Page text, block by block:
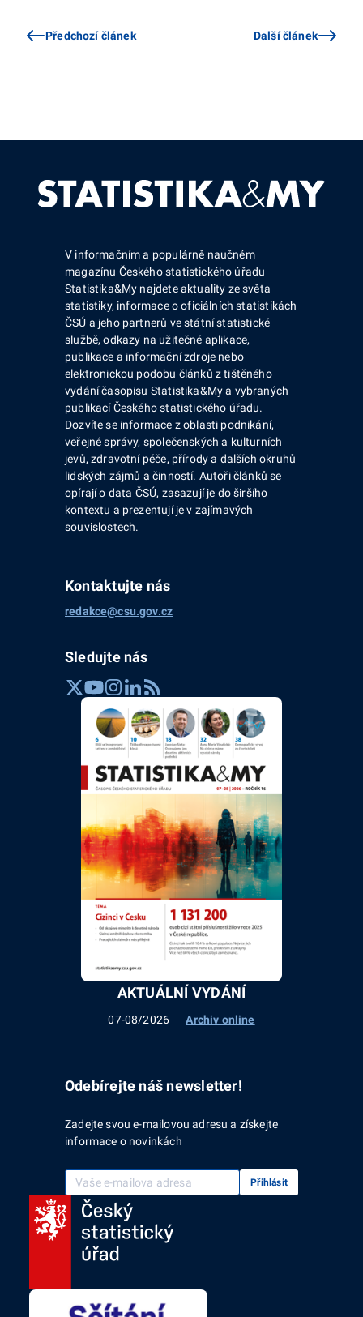
Předchozí článek Další článek
V informačním a populárně naučném
magazínu Českého statistického úřadu
Statistika&My najdete aktuality ze světa
statistiky, informace o oficiálních statistikách
ČSÚ a jeho partnerů ve státní statistické
službě, odkazy na užitečné aplikace,
publikace a informační zdroje nebo
elektronickou podobu článků z tištěného
vydání časopisu Statistika&My a vybraných
publikací Českého statistického úřadu.
Dozvíte se informace z oblasti podnikání,
veřejné správy, společenských a kulturních
jevů, zdravotní péče, přírody a dalších okruhů
lidských zájmů a činností. Autoři článků se
opírají o data ČSÚ, zasazují je do širšího
kontextu a prezentují je v zajímavých
souvislostech.
Kontaktujte nás
redakce@csu.gov.cz
Sledujte nás
AKTUÁLNÍ VYDÁNÍ
07-08/2026 Archiv online
Odebírejte náš newsletter!
Zadejte svou e-mailovou adresu a získejte
informace o novinkách
Vaše e-mailová adresa Přihlásit